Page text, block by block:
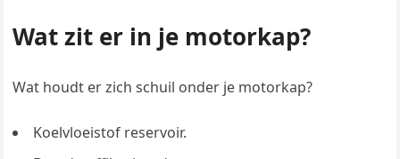
Wat zit er in je motorkap?
Wat houdt er zich schuil onder je motorkap?
Koelvloeistof reservoir.